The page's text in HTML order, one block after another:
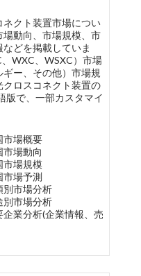
クト装置市場につい
動向、市場規模、市
どを掲載していま
WXC、WSXC）市場
ー、その他）市場規
ロスコネクト装置の
版で、一部カスタマイ
市場概要
市場動向
市場規模
市場予測
別市場分析
別市場分析
企業分析(企業情報、売